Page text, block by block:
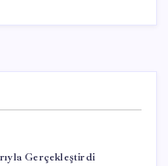
Gerçekleştirdi